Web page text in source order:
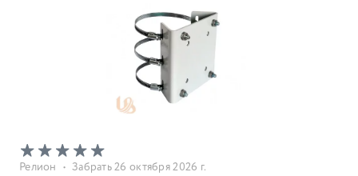
Релион • Забрать 26 октября 2026 г.